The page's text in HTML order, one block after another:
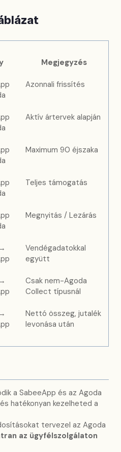
Megjegyzés
Azonnali frissítés
Aktív ártervek alapján
Maximum 90 éjszaka
Teljes támogatás
Megnyitás / Lezárás
Vendégadatokkal
együtt
Csak nem-Agoda
Collect típusnál
Nettó összeg, jutalék
levonása után
a SabeeApp és az Agoda
hatékonyan kezelheted a
tervezel az Agoda
az ügyfélszolgálaton